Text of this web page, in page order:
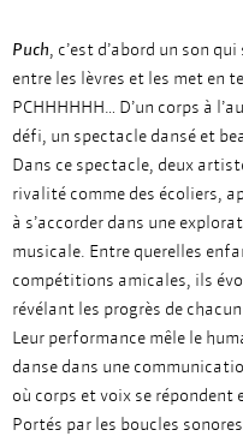
Puch, c’est d’abord un son
entre les lèvres et les met en
PCHHHHHH… D’un corps à
défi, un spectacle dansé et
Dans ce spectacle, deux
rivalité comme des écoliers,
à s’accorder dans une
musicale. Entre querelles
compétitions amicales, ils
révélant les progrès de
Leur performance mêle le
danse dans une
où corps et voix se répondent
Portés par les boucles